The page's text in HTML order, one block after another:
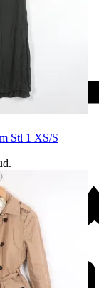
Stl 1 XS/S
.